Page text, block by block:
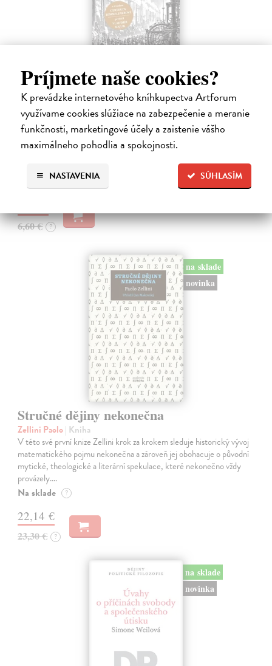
Príjmete naše cookies?
K prevádzke internetového kníhkupectva Artforum
využívame cookies slúžiace na zabezpečenie a meranie
funkčnosti, marketingové účely a zaistenie vášho
maximálneho pohodlia a spokojnosti.
SÚHLASÍM
NASTAVENIA
Memoár o chudobě
Tocqueville Alexis de| Kniha
První český překlad méně známého díla jedné z nejvýznamnějších
osobností evropské politické filosofie 19. století je doplněn obšírnými
Na sklade
6,60 € ?
na sklade
novinka
Stručné dějiny nekonečna
Zellini Paolo| Kniha
V této své první knize Zellini krok za krokem sleduje historický vývoj
matematického pojmu nekonečna a zároveň jej obohacuje o původní
mytické, theologické a literární spekulace, které nekonečno vždy
provázely.…
Na sklade ?
22,14 €
23,30 € ?
na sklade
novinka